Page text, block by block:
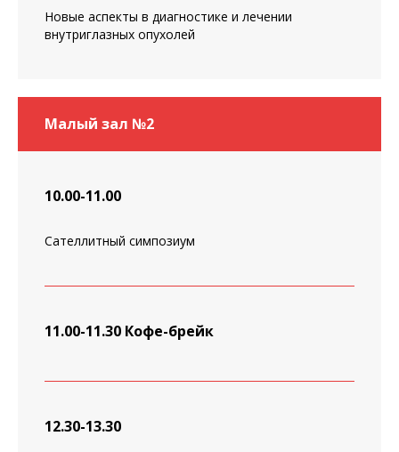
Новые аспекты в диагностике и лечении
внутриглазных опухолей
Малый зал №2
10.00-11.00
Сателлитный симпозиум
11.00-11.30 Кофе-брейк
12.30-13.30